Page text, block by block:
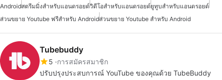
Androidสตรีมมิ่งสำหรับแอนดรอยด์วิดีโอสำหรับแอนดรอยด์ยูทูบสำหรับแอนดรอยด์
ส่วนขยาย Youtube ฟรีสำหรับ Androidส่วนขยาย Youtube สำหรับ Android
Tubebuddy
5 การสมัครสมาชิก
ปรับปรุงประสบการณ์ YouTube ของคุณด้วย TubeBuddy